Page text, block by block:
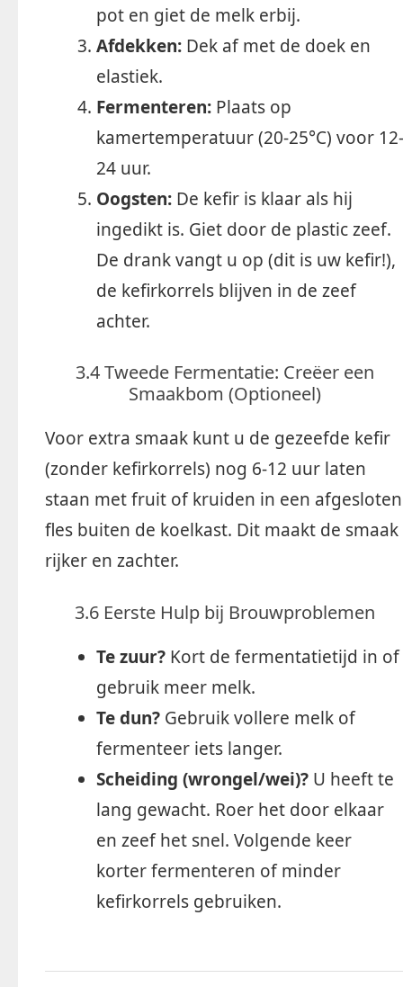
pot en giet de melk erbij.
Afdekken: Dek af met de doek en
elastiek.
Fermenteren: Plaats op
kamertemperatuur (20-25°C) voor 12-
24 uur.
Oogsten: De kefir is klaar als hij
ingedikt is. Giet door de plastic zeef.
De drank vangt u op (dit is uw kefir!),
de kefirkorrels blijven in de zeef
achter.
3.4 Tweede Fermentatie: Creëer een
Smaakbom (Optioneel)
Voor extra smaak kunt u de gezeefde kefir
(zonder kefirkorrels) nog 6-12 uur laten
staan met fruit of kruiden in een afgesloten
fles buiten de koelkast. Dit maakt de smaak
rijker en zachter.
3.6 Eerste Hulp bij Brouwproblemen
Te zuur? Kort de fermentatietijd in of
gebruik meer melk.
Te dun? Gebruik vollere melk of
fermenteer iets langer.
Scheiding (wrongel/wei)? U heeft te
lang gewacht. Roer het door elkaar
en zeef het snel. Volgende keer
korter fermenteren of minder
kefirkorrels gebruiken.